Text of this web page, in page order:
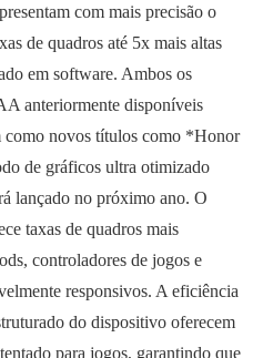
com mais precisão o
de quadros até 5x mais altas
em software. Ambos os
anteriormente disponíveis
como novos títulos como *Honor
de gráficos ultra otimizado
lançado no próximo ano. O
taxas de quadros mais
controladores de jogos e
responsivos. A eficiência
do dispositivo oferecem
para jogos, garantindo que